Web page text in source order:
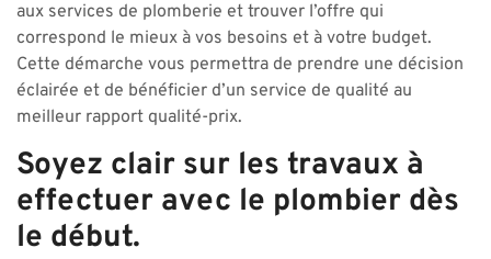
aux services de plomberie et trouver l’offre qui
correspond le mieux à vos besoins et à votre budget.
Cette démarche vous permettra de prendre une décision
éclairée et de bénéficier d’un service de qualité au
meilleur rapport qualité-prix.
Soyez clair sur les travaux à
effectuer avec le plombier dès
le début.